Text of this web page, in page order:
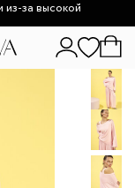
из-за высокой